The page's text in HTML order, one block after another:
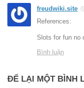
freudwiki.site
References:
Slots for fun no
Bình luận
ĐỂ LẠI MỘT BÌNH